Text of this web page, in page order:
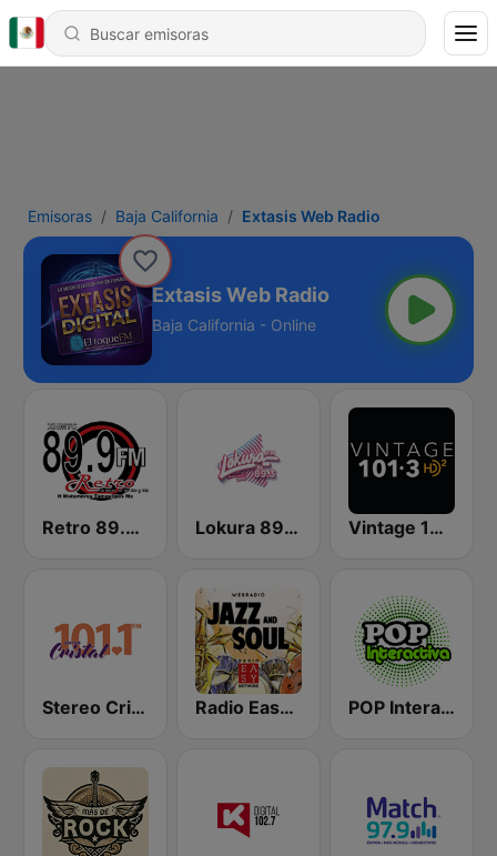
Emisoras Baja California Extasis Web Radio
Extasis Web Radio
Baja California - Online
Retro 89.9 FM Lokura 89.3 FM Vintage 101.3 FM HD2
Stereo Cristal 101.1 FM Radio Easy Network Jazz & Soul POP Interactiva